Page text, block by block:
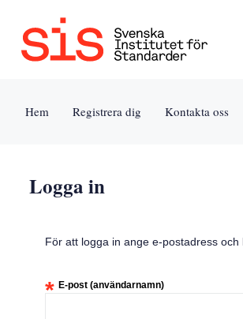
Jump
Hem Registrera dig Kontakta oss
Logga in
För att logga in ange e-postadress
* E-post (användarnamn)